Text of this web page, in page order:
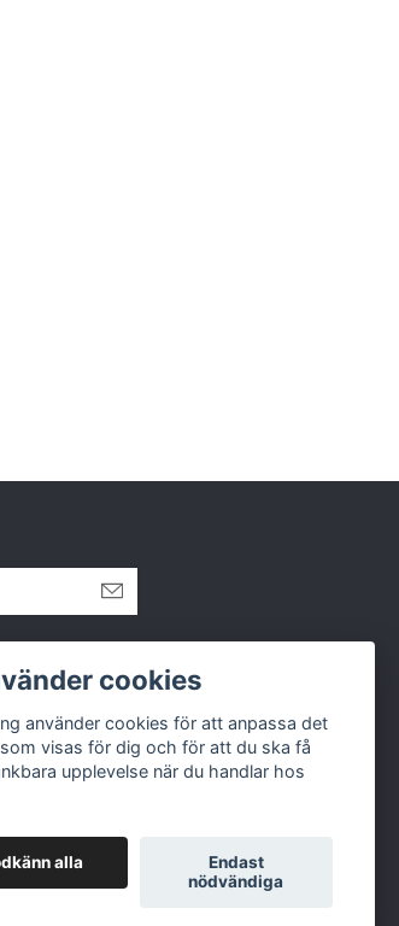
cookies
använder cookies för att anpassa det
som visas för dig och för att du ska få
upplevelse när du handlar hos
alla
Endast
nödvändiga